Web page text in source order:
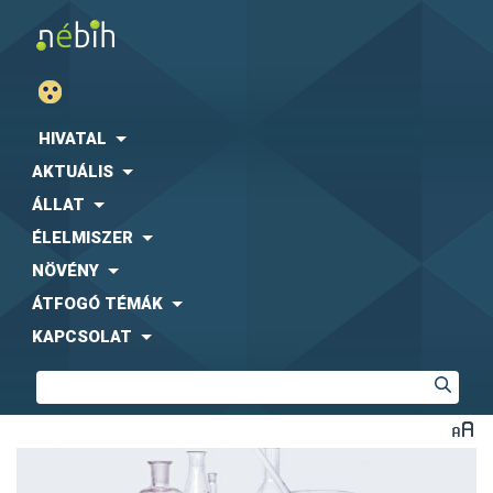
HIVATAL
AKTUÁLIS
ÁLLAT
ÉLELMISZER
NÖVÉNY
ÁTFOGÓ TÉMÁK
KAPCSOLAT